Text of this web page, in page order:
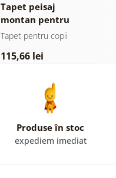
Tapet peisaj
montan pentru
copii cu urs
Tapet pentru copii
115,66 lei
Produse în stoc
expediem imediat